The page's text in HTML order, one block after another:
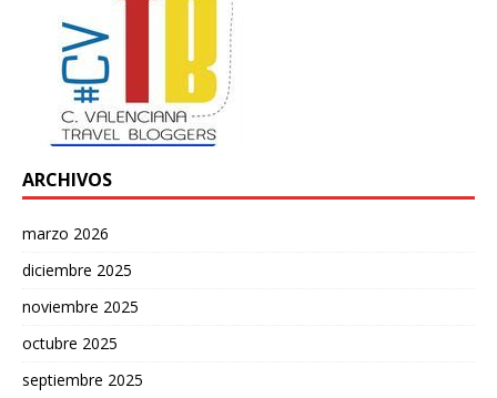
ARCHIVOS
marzo 2026
diciembre 2025
noviembre 2025
octubre 2025
septiembre 2025